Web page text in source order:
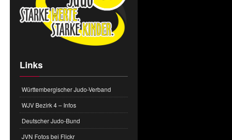
Links
Württembergischer Judo-Verband
WJV Bezirk 4 – Infos
Deutscher Judo-Bund
JVN Fotos bei Flickr